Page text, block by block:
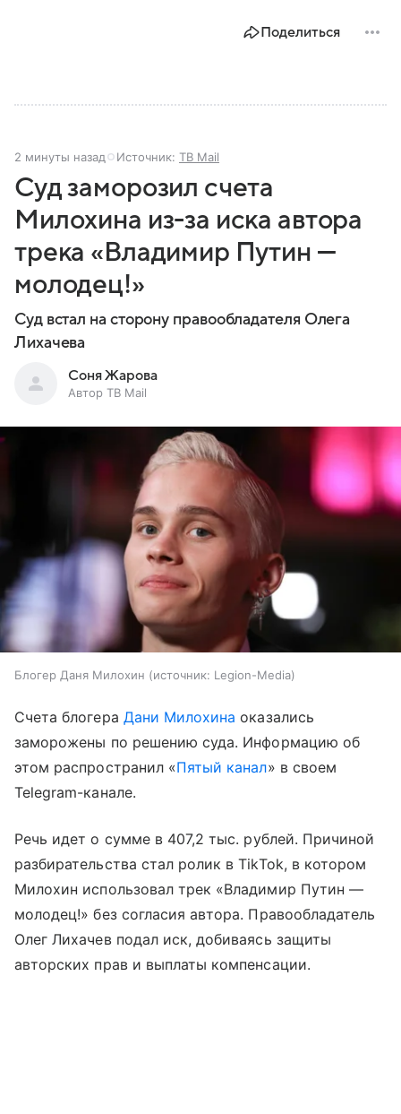
Поделиться
2 минуты назад Источник: ТВ Mail
Суд заморозил счета
Милохина из-за иска автора
трека «Владимир Путин —
молодец!»
Суд встал на сторону правообладателя Олега
Лихачева
Соня Жарова
Автор ТВ Mail
Блогер Даня Милохин источник: Legion-Media
Счета блогера Дани Милохина оказались
заморожены по решению суда. Информацию об
этом распространил «Пятый канал» в своем
Telegram-канале.
Речь идет о сумме в 407,2 тыс. рублей. Причиной
разбирательства стал ролик в TikTok, в котором
Милохин использовал трек «Владимир Путин —
молодец!» без согласия автора. Правообладатель
Олег Лихачев подал иск, добиваясь защиты
авторских прав и выплаты компенсации.